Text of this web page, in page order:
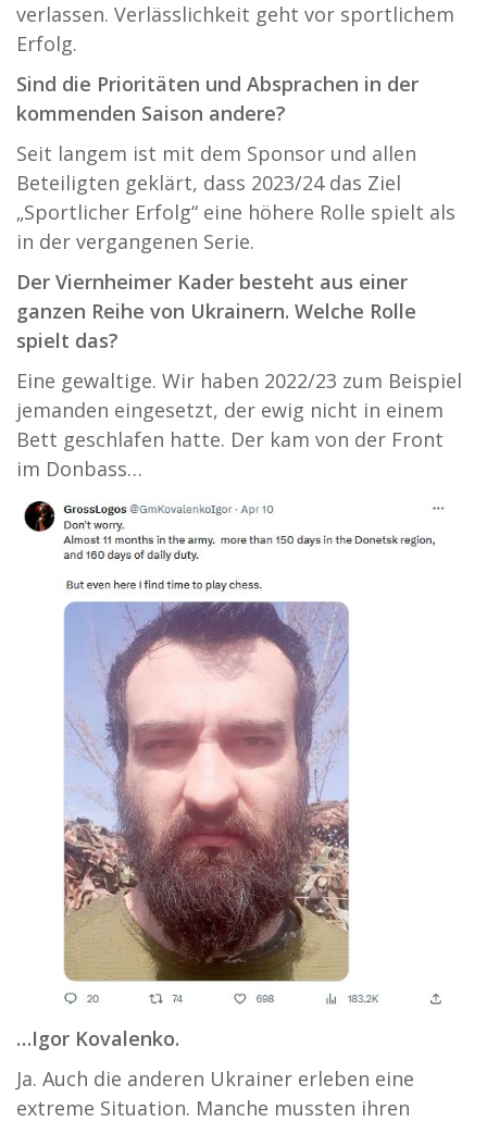
verlassen. Verlässlichkeit geht vor sportlichem
Erfolg.
Sind die Prioritäten und Absprachen in der
kommenden Saison andere?
Seit langem ist mit dem Sponsor und allen
Beteiligten geklärt, dass 2023/24 das Ziel
„Sportlicher Erfolg“ eine höhere Rolle spielt als
in der vergangenen Serie.
Der Viernheimer Kader besteht aus einer
ganzen Reihe von Ukrainern. Welche Rolle
spielt das?
Eine gewaltige. Wir haben 2022/23 zum Beispiel
jemanden eingesetzt, der ewig nicht in einem
Bett geschlafen hatte. Der kam von der Front
im Donbass…
…Igor Kovalenko.
Ja. Auch die anderen Ukrainer erleben eine
extreme Situation. Manche mussten ihren